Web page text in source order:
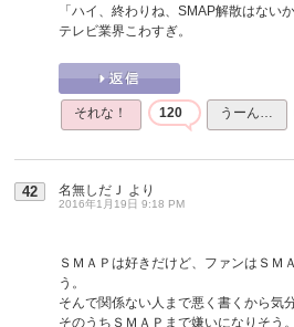
「ハイ、終わりね、SMAP解散はない
テレビ業界こわすぎ。
それな！ 120 うーん…
42 名無しだＪ より
2016年1月19日 9:18 PM
ＳＭＡＰは好きだけど、ファンはＳＭ
う。
そんで関係ない人まで悪く書くから気
そのうちＳＭＡＰまで嫌いになりそう。